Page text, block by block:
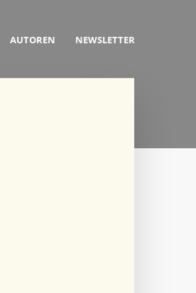
AUTOREN NEWSLETTER